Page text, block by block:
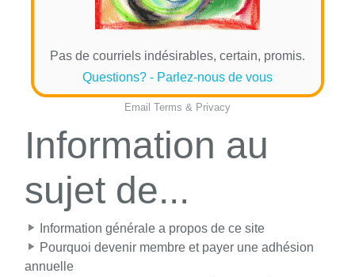
Pas de courriels indésirables, certain, promis.
Questions? - Parlez-nous de vous
Email Terms & Privacy
Information au
sujet de...
Information générale a propos de ce site
Pourquoi devenir membre et payer une adhésion
annuelle